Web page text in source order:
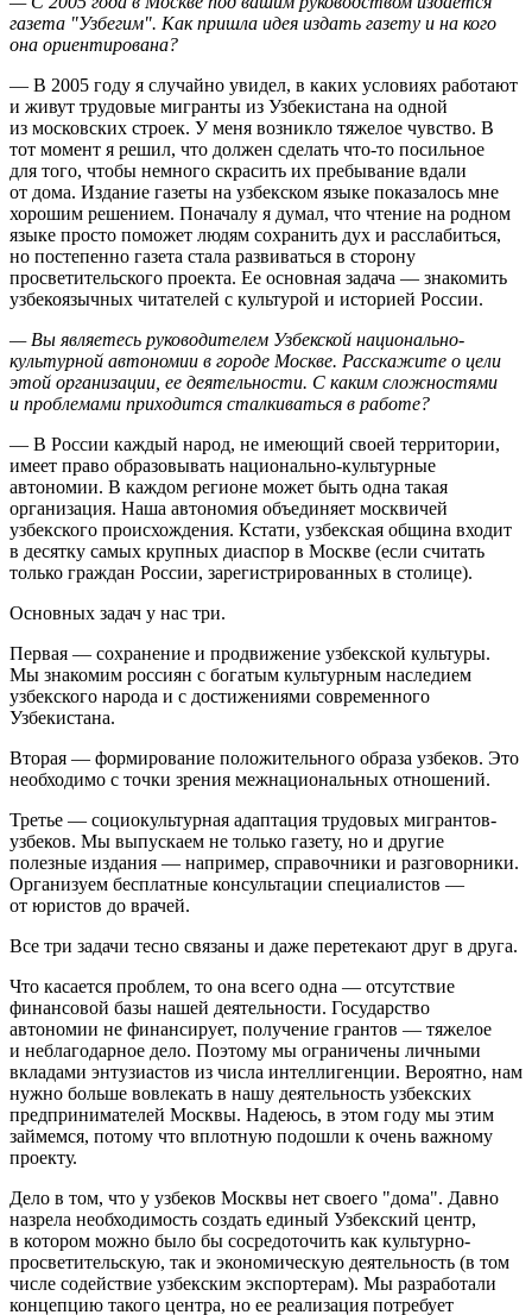
газета "Узбегим". Как пришла идея издать газету и на кого
она ориентирована?
— В 2005 году я случайно увидел, в каких условиях работают
и живут трудовые мигранты из Узбекистана на одной
из московских строек. У меня возникло тяжелое чувство. В
тот момент я решил, что должен сделать что-то посильное
для того, чтобы немного скрасить их пребывание вдали
от дома. Издание газеты на узбекском языке показалось мне
хорошим решением. Поначалу я думал, что чтение на родном
языке просто поможет людям сохранить дух и расслабиться,
но постепенно газета стала развиваться в сторону
просветительского проекта. Ее основная задача — знакомить
узбекоязычных читателей с культурой и историей России.
— Вы являетесь руководителем Узбекской национально-
культурной автономии в городе Москве. Расскажите о цели
этой организации, ее деятельности. С каким сложностями
и проблемами приходится сталкиваться в работе?
— В России каждый народ, не имеющий своей территории,
имеет право образовывать национально-культурные
автономии. В каждом регионе может быть одна такая
организация. Наша автономия объединяет москвичей
узбекского происхождения. Кстати, узбекская община входит
в десятку самых крупных диаспор в Москве (если считать
только граждан России, зарегистрированных в столице).
Основных задач у нас три.
Первая — сохранение и продвижение узбекской культуры.
Мы знакомим россиян с богатым культурным наследием
узбекского народа и с достижениями современного
Узбекистана.
Вторая — формирование положительного образа узбеков. Это
необходимо с точки зрения межнациональных отношений.
Третье — социокультурная адаптация трудовых мигрантов-
узбеков. Мы выпускаем не только газету, но и другие
полезные издания — например, справочники и разговорники.
Организуем бесплатные консультации специалистов —
от юристов до врачей.
Все три задачи тесно связаны и даже перетекают друг в друга.
Что касается проблем, то она всего одна — отсутствие
финансовой базы нашей деятельности. Государство
автономии не финансирует, получение грантов — тяжелое
и неблагодарное дело. Поэтому мы ограничены личными
вкладами энтузиастов из числа интеллигенции. Вероятно, нам
нужно больше вовлекать в нашу деятельность узбекских
предпринимателей Москвы. Надеюсь, в этом году мы этим
займемся, потому что вплотную подошли к очень важному
проекту.
Дело в том, что у узбеков Москвы нет своего "дома". Давно
назрела необходимость создать единый Узбекский центр,
в котором можно было бы сосредоточить как культурно-
просветительскую, так и экономическую деятельность (в том
числе содействие узбекским экспортерам). Мы разработали
концепцию такого центра, но ее реализация потребует